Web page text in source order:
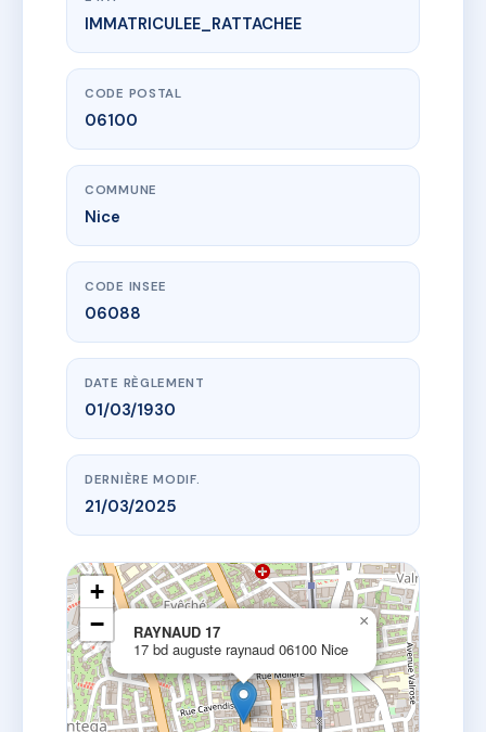
www.vme.plus/AC6771877
RAYNAUD 17
17 bd auguste raynaud
IMMATRICULEE_RATTACHEE
CODE POSTAL
06100
COMMUNE
Nice
CODE INSEE
06088
DATE RÈGLEMENT
01/03/1930
DERNIÈRE MODIF.
21/03/2025
RAYNAUD 17
17 bd auguste raynaud 06100 Nice
×
+
−